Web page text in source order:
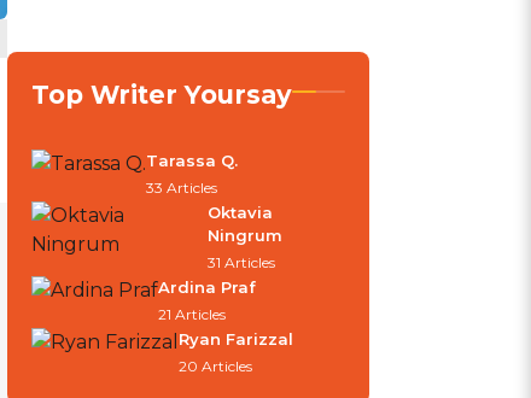
Top Writer Yoursay
Tarassa Q.
33 Articles
Oktavia
Ningrum
31 Articles
Ardina Praf
21 Articles
Ryan Farizzal
20 Articles